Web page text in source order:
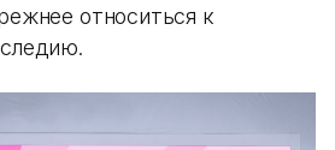
относиться к